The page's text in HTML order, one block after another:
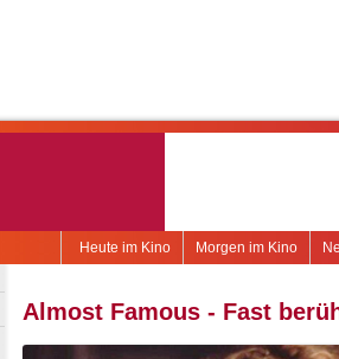
Morgen im Kino
Heute im Kino
Almost Famous - Fast